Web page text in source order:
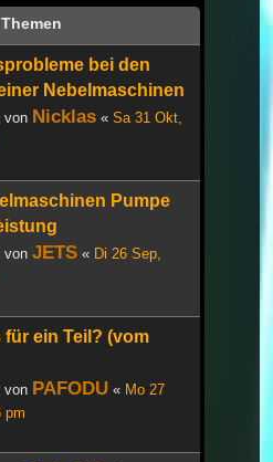
Themen
bei den
Nebelmaschinen
von Nicklas « Sa 31 Okt,
Pumpe
von JETS « Di 26 Sep,
für ein Teil? (vom
von PAFODU « Mo 27
pm